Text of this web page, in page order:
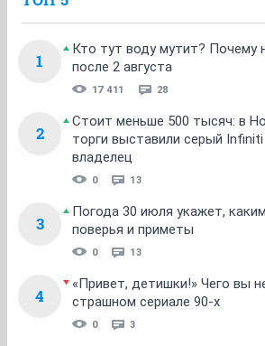
1
Кто тут воду мутит? Почему
после 2 августа
17 411 28
2
Стоит меньше 500 тысяч: в
торги выставили серый
владелец
0 13
3
Погода 30 июля укажет,
поверья и приметы
0 13
4
«Привет, детишки!» Чего вы
страшном сериале 90-х
0 3